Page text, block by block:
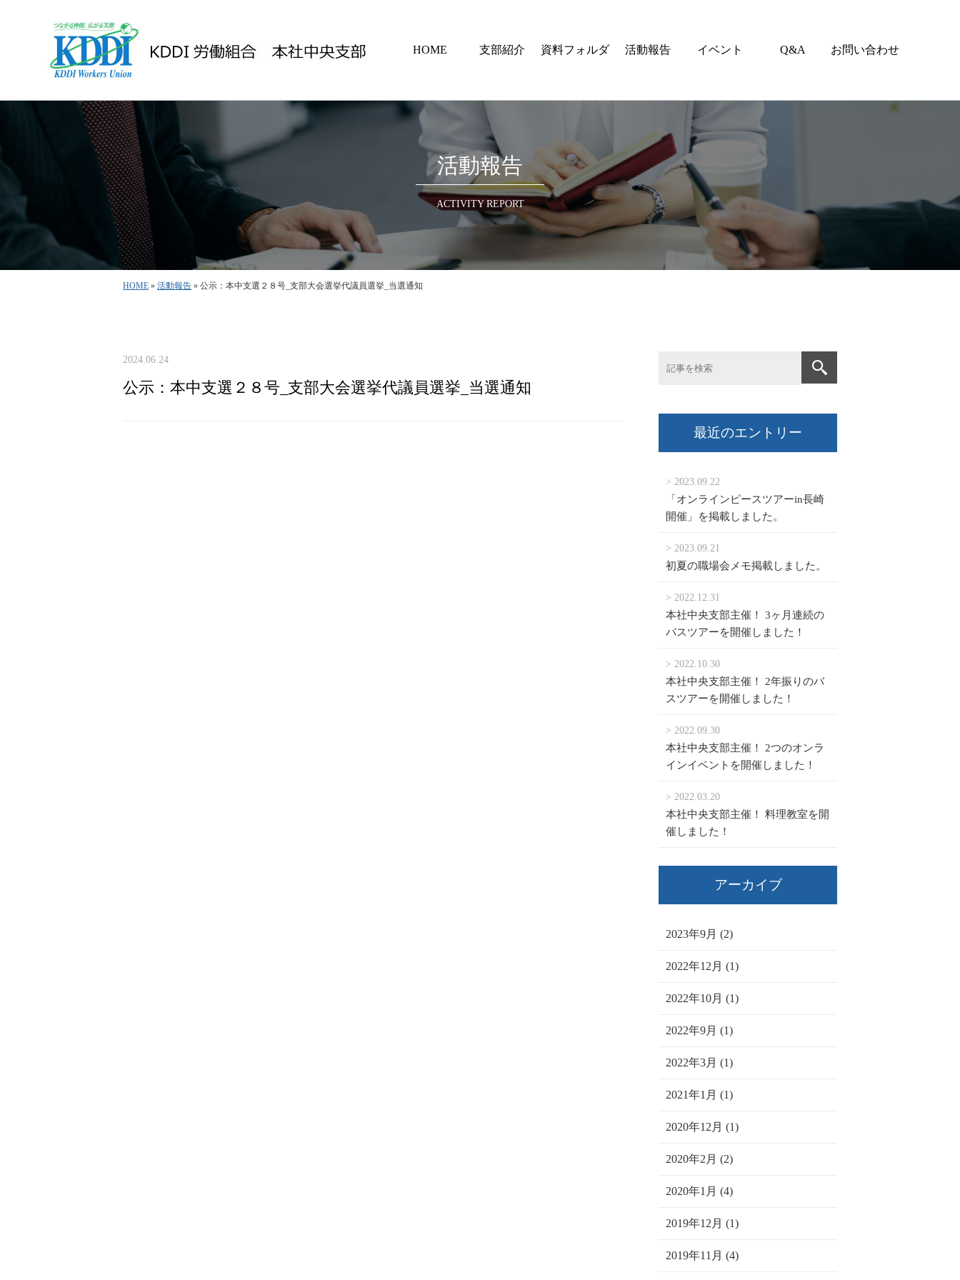
HOME 支部紹介 資料フォルダ 活動報告 イベント Q&A お問い合わせ
活動報告
ACTIVITY REPORT
HOME » 活動報告 » 公示：本中支選２８号_支部大会選挙代議員選挙_当選通知
2024.06.24
公示：本中支選２８号_支部大会選挙代議員選挙_当選通知
最近のエントリー
> 2023.09.22
「オンラインピースツアーin長崎
開催」を掲載しました。
> 2023.09.21
初夏の職場会メモ掲載しました。
> 2022.12.31
本社中央支部主催！ 3ヶ月連続の
バスツアーを開催しました！
> 2022.10.30
本社中央支部主催！ 2年振りのバ
スツアーを開催しました！
> 2022.09.30
本社中央支部主催！ 2つのオンラ
インイベントを開催しました！
> 2022.03.20
本社中央支部主催！ 料理教室を開
催しました！
アーカイブ
2023年9月 (2)
2022年12月 (1)
2022年10月 (1)
2022年9月 (1)
2022年3月 (1)
2021年1月 (1)
2020年12月 (1)
2020年2月 (2)
2020年1月 (4)
2019年12月 (1)
2019年11月 (4)